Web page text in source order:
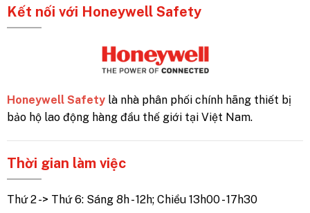
Kết nối với Honeywell Safety
Honeywell Safety là nhà phân phối chính hãng thiết bị
bảo hộ lao động hàng đầu thế giới tại Việt Nam.
Thời gian làm việc
Thứ 2 -> Thứ 6: Sáng 8h - 12h; Chiều 13h00 - 17h30